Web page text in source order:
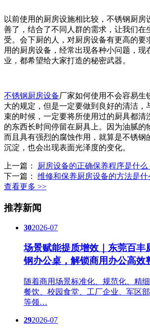
以前使用的厨房设施相比较，不锈钢厨房
善了，结合了不同人群的需求，让我们在
受。会下厨的人，对厨房设备有更高的要
用的厨房设备，经常出现各种小问题，现
业，都希望给大家打造的秘密武器。
不锈钢厨房设备厂家如何使用不会容易生
大的规定，但是一定要做到良好的清洁，
束的时候，一定要将所使用过的厨具都清
的东西长时间停留在厨具上。因为油腻的
而且具有强烈的腐蚀作用，就算是不锈钢
沉淀，也会出现表面光泽度的变化。
上一篇：
厨房设备的正确保养程序是什么
下一篇： 维修和保养厨房设备的方法是什
查看更多 >>
推荐新闻
302026-07
场景赋能提质增效｜东莞百丰
钢办公桌，解锁商用办公高效
随着商用场景标准化、规范化、精
餐饮、校园食堂、工厂企业、军区
等领…
292026-07